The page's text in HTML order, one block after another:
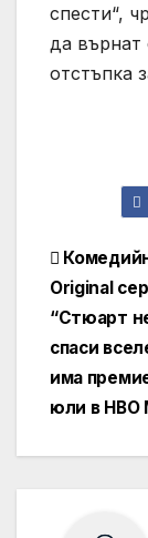
спести“,
да върнат
отстъпка
Original
“Стюарт
спаси
има
юли в HBO